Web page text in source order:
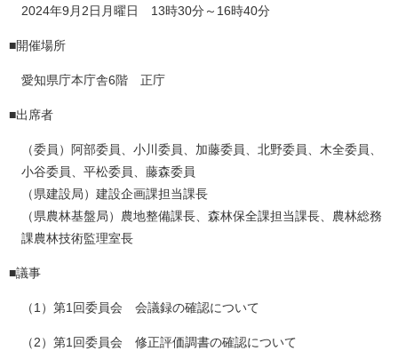
2024年9月2日月曜日 13時30分～16時40分
■開催場所
愛知県庁本庁舎6階 正庁
■出席者
（委員）阿部委員、小川委員、加藤委員、北野委員、木全委員、
小谷委員、平松委員、藤森委員
（県建設局）建設企画課担当課長
（県農林基盤局）農地整備課長、森林保全課担当課長、農林総務
課農林技術監理室長
■議事
（1）第1回委員会 会議録の確認について
（2）第1回委員会 修正評価調書の確認について